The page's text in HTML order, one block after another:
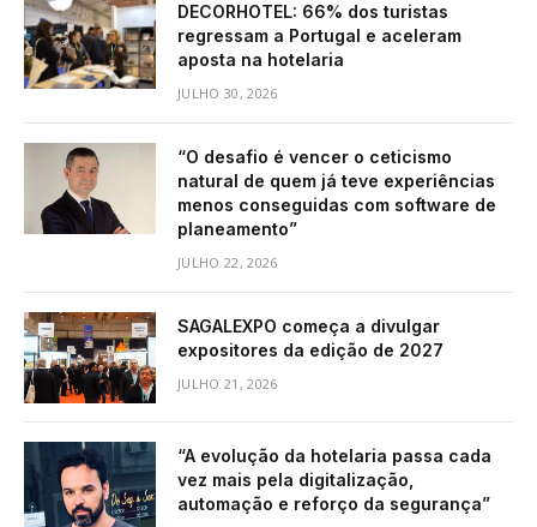
DECORHOTEL: 66% dos turistas
regressam a Portugal e aceleram
aposta na hotelaria
JULHO 30, 2026
“O desafio é vencer o ceticismo
natural de quem já teve experiências
menos conseguidas com software de
planeamento”
JULHO 22, 2026
SAGALEXPO começa a divulgar
expositores da edição de 2027
JULHO 21, 2026
“A evolução da hotelaria passa cada
vez mais pela digitalização,
automação e reforço da segurança”